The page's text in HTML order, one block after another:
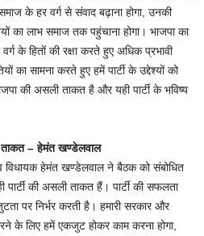
के हर वर्ग से संवाद बढ़ाना होगा, उनकी
का लाभ समाज तक पहुंचाना होगा। भाजपा का
के हितों की रक्षा करते हुए अधिक प्रभावी
का सामना करते हुए हमें पार्टी के उद्देश्यों को
की असली ताकत है और यही पार्टी के भविष्य
ताकत – हेमंत खण्डेलवाल
विधायक हेमंत खण्डेलवाल ने बैठक को संबोधित
की असली ताकत हैं। पार्टी की सफलता
पर निर्भर करती है। हमारी सरकार और
के लिए हमें एकजुट होकर काम करना होगा,